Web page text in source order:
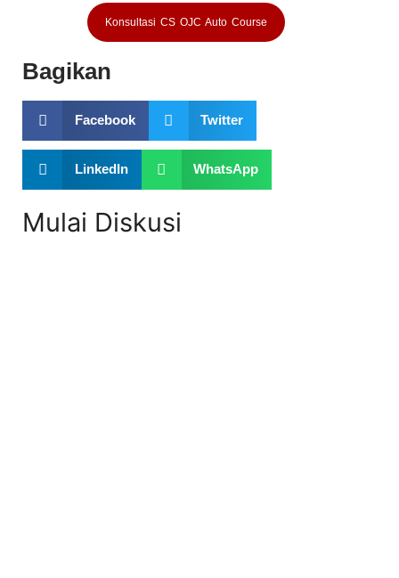
Konsultasi CS OJC Auto Course
Bagikan
Facebook Twitter
LinkedIn WhatsApp
Mulai Diskusi